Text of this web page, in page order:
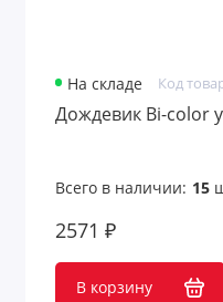
На складе Код
Дождевик Bi-color
Всего в наличии: 15
2571 ₽
В корзину